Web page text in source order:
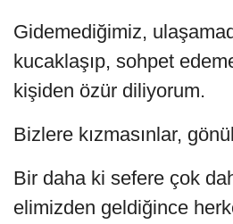
Gidemediğimiz,
kucaklaşıp, sohpet
kişiden özür diliyorum.
Bizlere kızmasınlar,
Bir daha ki sefere çok
elimizden geldiğince